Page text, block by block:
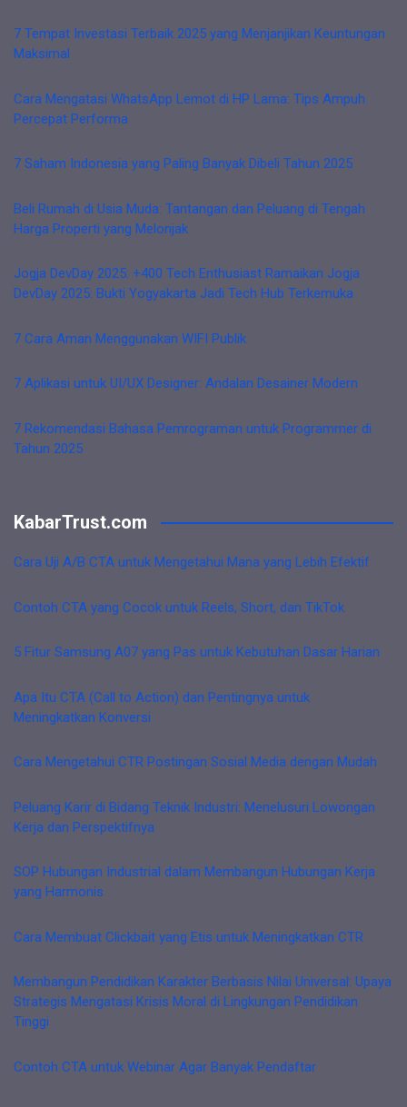
7 Tempat Investasi Terbaik 2025 yang Menjanjikan Keuntungan
Maksimal
Cara Mengatasi WhatsApp Lemot di HP Lama: Tips Ampuh
Percepat Performa
7 Saham Indonesia yang Paling Banyak Dibeli Tahun 2025
Beli Rumah di Usia Muda: Tantangan dan Peluang di Tengah
Harga Properti yang Melonjak
Jogja DevDay 2025: +400 Tech Enthusiast Ramaikan Jogja
DevDay 2025: Bukti Yogyakarta Jadi Tech Hub Terkemuka
7 Cara Aman Menggunakan WIFI Publik
7 Aplikasi untuk UI/UX Designer: Andalan Desainer Modern
7 Rekomendasi Bahasa Pemrograman untuk Programmer di
Tahun 2025
KabarTrust.com
Cara Uji A/B CTA untuk Mengetahui Mana yang Lebih Efektif
Contoh CTA yang Cocok untuk Reels, Short, dan TikTok
5 Fitur Samsung A07 yang Pas untuk Kebutuhan Dasar Harian
Apa Itu CTA (Call to Action) dan Pentingnya untuk
Meningkatkan Konversi
Cara Mengetahui CTR Postingan Sosial Media dengan Mudah
Peluang Karir di Bidang Teknik Industri: Menelusuri Lowongan
Kerja dan Perspektifnya
SOP Hubungan Industrial dalam Membangun Hubungan Kerja
yang Harmonis
Cara Membuat Clickbait yang Etis untuk Meningkatkan CTR
Membangun Pendidikan Karakter Berbasis Nilai Universal: Upaya
Strategis Mengatasi Krisis Moral di Lingkungan Pendidikan
Tinggi
Contoh CTA untuk Webinar Agar Banyak Pendaftar